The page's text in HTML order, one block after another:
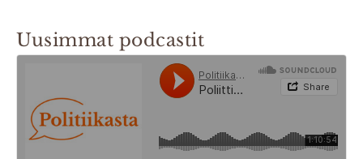
Uusimmat podcastit